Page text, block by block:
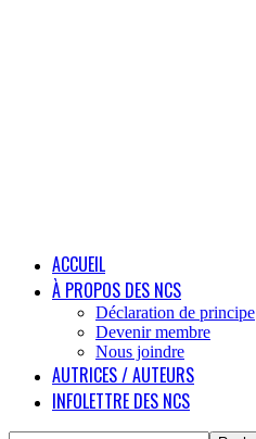
ACCUEIL
À PROPOS DES NCS
Déclaration de principe
Devenir membre
Nous joindre
AUTRICES / AUTEURS
INFOLETTRE DES NCS